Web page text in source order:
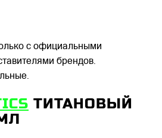
с официальными
брендов.
ТИТАНОВЫЙ